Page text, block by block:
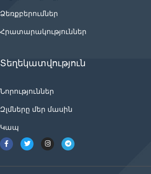
Ձեռքբերումներ
Հրատարակություններ
Տեղեկատվություն
Նորություններ
Զլմները մեր մասին
Կապ